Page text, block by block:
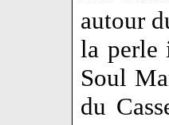
autour
la perle
Soul
du